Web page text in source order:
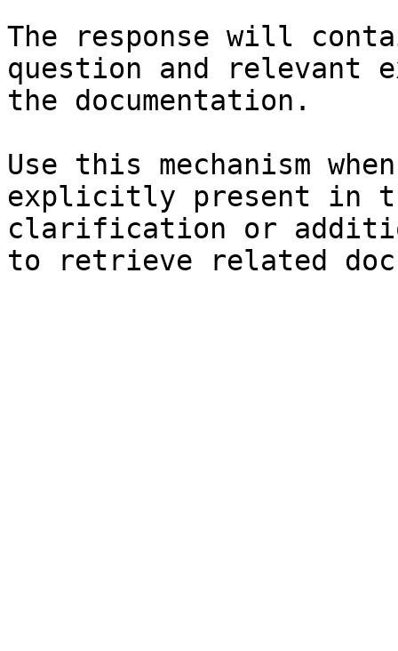
The response will
question and relevant
the documentation.
Use this mechanism
explicitly present in
clarification or